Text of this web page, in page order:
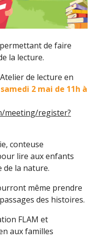
de faire
la lecture.
de lecture en
2 mai de 11h à
meeting/register?
conteuse
lire aux enfants
de la nature.
même prendre
des histoires.
FLAM et
aux familles